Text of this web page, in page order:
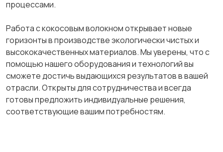
процессами.
Работа с кокосовым волокном открывает новые
горизонты в производстве экологически чистых и
высококачественных материалов. Мы уверены, что с
помощью нашего оборудования и технологий вы
сможете достичь выдающихся результатов в вашей
отрасли. Открыты для сотрудничества и всегда
готовы предложить индивидуальные решения,
соответствующие вашим потребностям.